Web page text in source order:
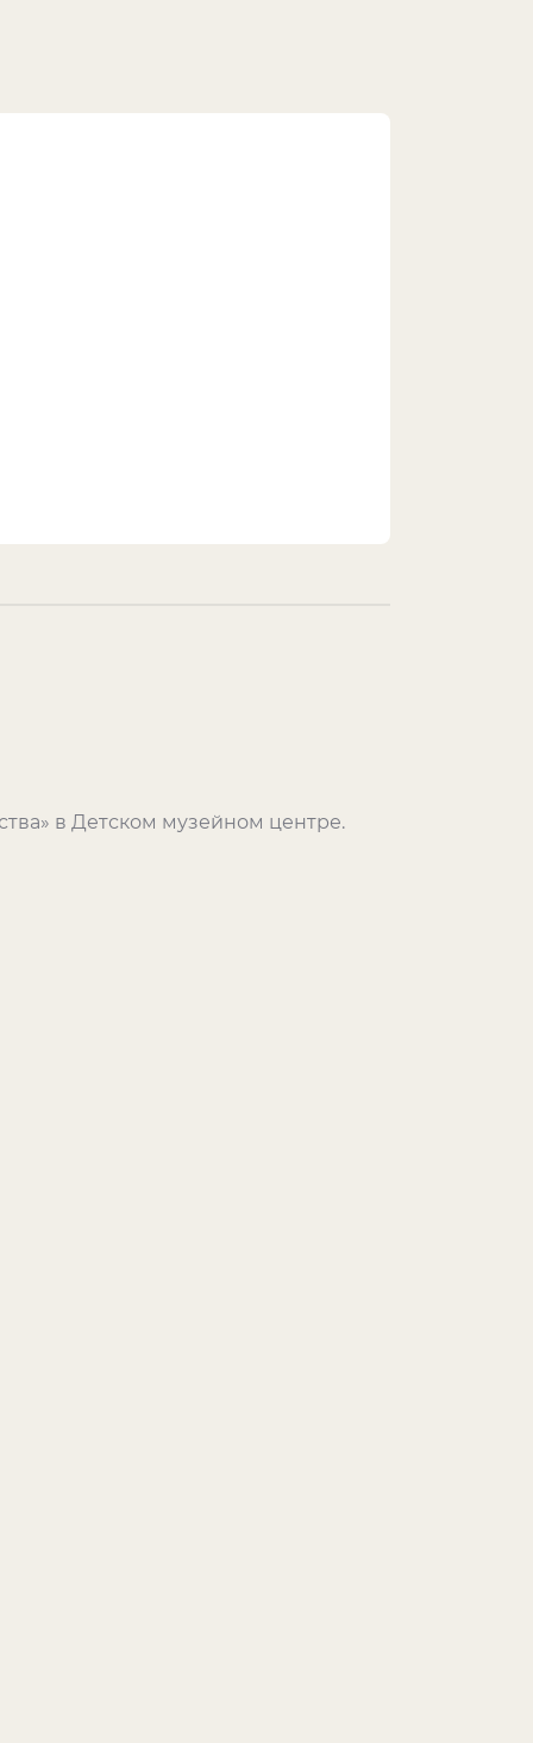
в Детском музейном центре.